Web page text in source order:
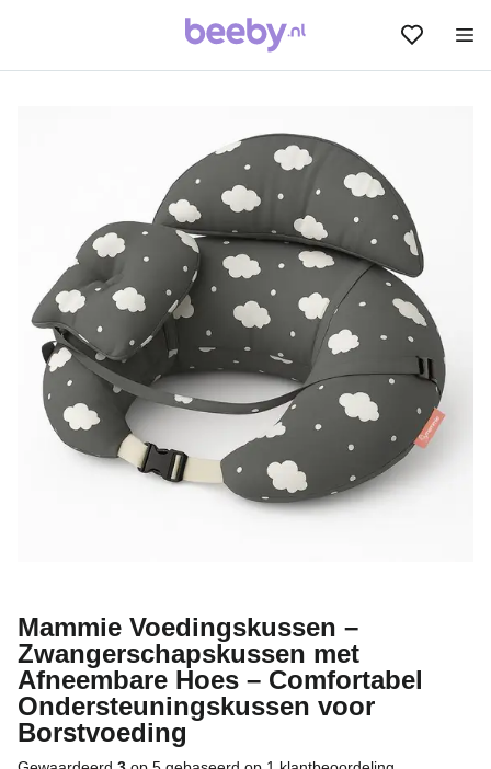
Mammie Voedingskussen –
Zwangerschapskussen met
Afneembare Hoes – Comfortabel
Ondersteuningskussen voor
Borstvoeding